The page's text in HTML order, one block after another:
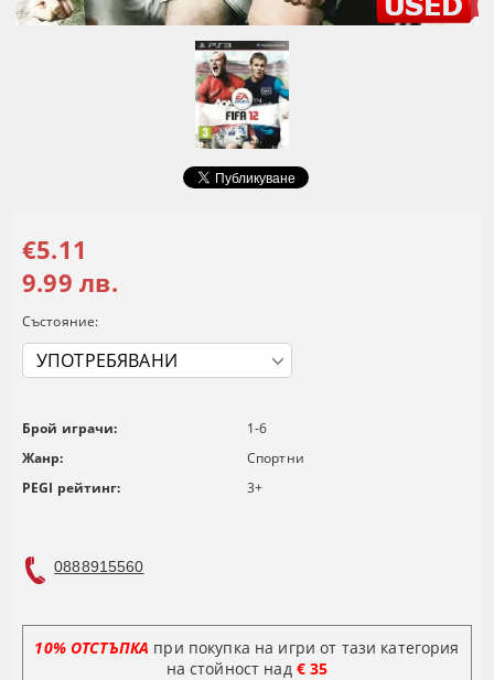
€5.11
9.99 лв.
Състояние:
Брой играчи:
1-6
Жанр:
Спортни
PEGI рейтинг:
3+
0888915560
10% ОТСТЪПКА при покупка на игри от тази категория
на стойност над € 35